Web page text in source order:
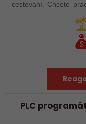
cestování. Chcete pracovat s moderní robotickou linkou, ale
šikovné absolventy…
PLC